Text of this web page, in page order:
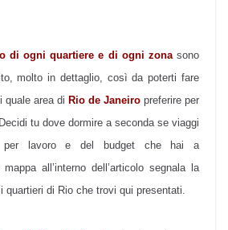
di ogni quartiere e di ogni zonasono
molto in dettaglio, così da poterti fare
quale area di Rio de Janeiro preferire per
Decidi tu dove dormire a seconda se viaggi
lavoro e del budget che hai a
all’interno dell’articolo segnala la
quartieri di Rio che trovi qui presentati.